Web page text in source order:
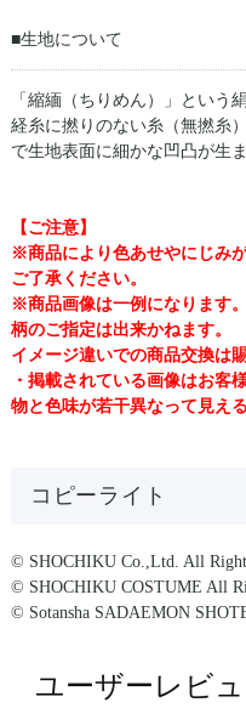
■生地について
「縮緬（ちりめん）」という
経糸に撚りのない糸（無撚糸
で生地表面に細かな凹凸が生
【ご注意】
※商品により色あせやにじみ
ご了承ください。
※商品画像は一例になります
柄のご指定は出来かねます。
イメージ違いでの商品交換は
・掲載されている画像はお客
物と色味が若干異なって見え
コピーライト
© SHOCHIKU Co.,Ltd. All
© SHOCHIKU COSTUME All
© Sotansha SADAEMON
ユーザーレビ